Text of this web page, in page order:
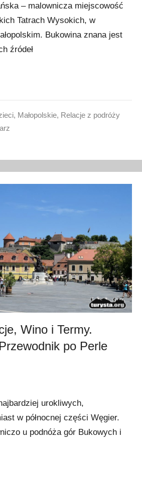
– malownicza miejscowość
Tatrach Wysokich, w
Bukowina znana jest
źródeł
, Małopolskie, Relacje z podróży
Wino i Termy.
po Perle
urokliwych,
w północnej części Węgier.
u podnóża gór Bukowych i